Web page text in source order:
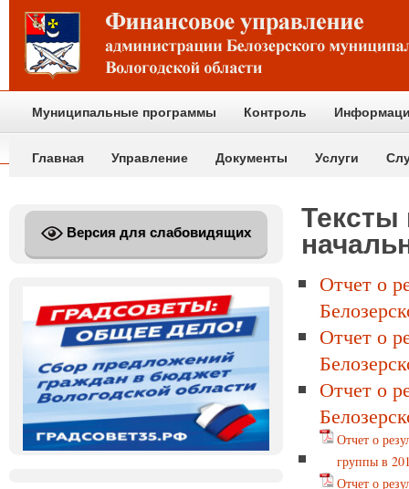
Муниципальные программы Контроль
Главная Управление Документы Услуги
Тексты
Отчет о
Отчет о
Отчет о
Отчет о
группы в
Отчет о
Версия для слабовидящих